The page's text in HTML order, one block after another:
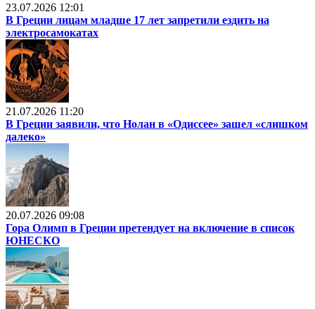
23.07.2026 12:01
В Греции лицам младше 17 лет запретили ездить на
электросамокатах
21.07.2026 11:20
В Греции заявили, что Нолан в «Одиссее» зашел «слишком
далеко»
20.07.2026 09:08
Гора Олимп в Греции претендует на включение в список
ЮНЕСКО